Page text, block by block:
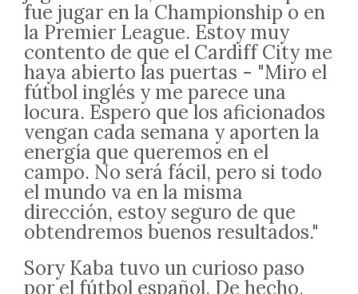
fue jugar en la Championship o en
la Premier League. Estoy muy
contento de que el Cardiff City me
haya abierto las puertas - "Miro el
fútbol inglés y me parece una
locura. Espero que los aficionados
vengan cada semana y aporten la
energía que queremos en el
campo. No será fácil, pero si todo
el mundo va en la misma
dirección, estoy seguro de que
obtendremos buenos resultados."
Sory Kaba tuvo un curioso paso
por el fútbol español. De hecho,